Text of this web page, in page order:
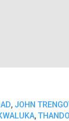
, JOHN
,